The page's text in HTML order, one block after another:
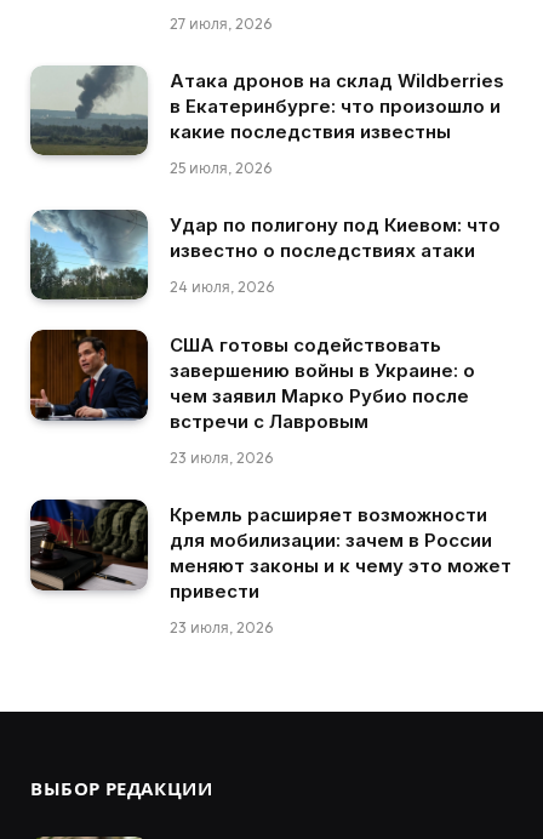
27 июля, 2026
Атака дронов на склад Wildberries
в Екатеринбурге: что произошло и
какие последствия известны
25 июля, 2026
Удар по полигону под Киевом: что
известно о последствиях атаки
24 июля, 2026
США готовы содействовать
завершению войны в Украине: о
чем заявил Марко Рубио после
встречи с Лавровым
23 июля, 2026
Кремль расширяет возможности
для мобилизации: зачем в России
меняют законы и к чему это может
привести
23 июля, 2026
ВЫБОР РЕДАКЦИИ